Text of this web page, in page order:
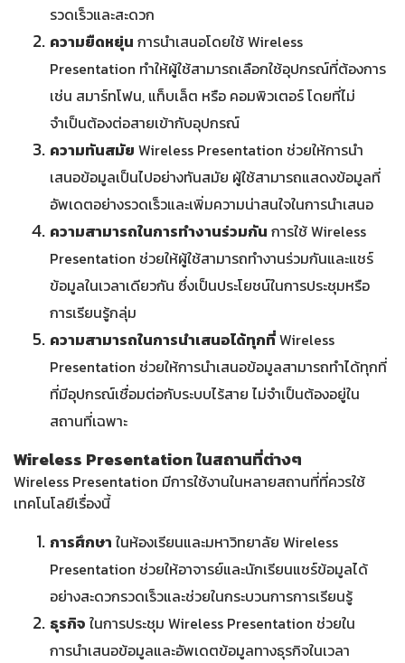
รวดเร็วและสะดวก
ความยืดหยุ่น การนำเสนอโดยใช้ Wireless
Presentation ทำให้ผู้ใช้สามารถเลือกใช้อุปกรณ์ที่ต้องการ
เช่น สมาร์ทโฟน, แท็บเล็ต หรือ คอมพิวเตอร์ โดยที่ไม่
จำเป็นต้องต่อสายเข้ากับอุปกรณ์
ความทันสมัย Wireless Presentation ช่วยให้การนำ
เสนอข้อมูลเป็นไปอย่างทันสมัย ผู้ใช้สามารถแสดงข้อมูลที่
อัพเดตอย่างรวดเร็วและเพิ่มความน่าสนใจในการนำเสนอ
ความสามารถในการทำงานร่วมกัน การใช้ Wireless
Presentation ช่วยให้ผู้ใช้สามารถทำงานร่วมกันและแชร์
ข้อมูลในเวลาเดียวกัน ซึ่งเป็นประโยชน์ในการประชุมหรือ
การเรียนรู้กลุ่ม
ความสามารถในการนำเสนอได้ทุกที่Wireless
Presentation ช่วยให้การนำเสนอข้อมูลสามารถทำได้ทุกที่
ที่มีอุปกรณ์เชื่อมต่อกับระบบไร้สาย ไม่จำเป็นต้องอยู่ใน
สถานที่เฉพาะ
Wireless Presentation ในสถานที่ต่างๆ
Wireless Presentation มีการใช้งานในหลายสถานที่ที่ควรใช้
เทคโนโลยีเรื่องนี้
การศึกษา ในห้องเรียนและมหาวิทยาลัย Wireless
Presentation ช่วยให้อาจารย์และนักเรียนแชร์ข้อมูลได้
อย่างสะดวกรวดเร็วและช่วยในกระบวนการการเรียนรู้
ธุรกิจ ในการประชุม Wireless Presentation ช่วยใน
การนำเสนอข้อมูลและอัพเดตข้อมูลทางธุรกิจในเวลา